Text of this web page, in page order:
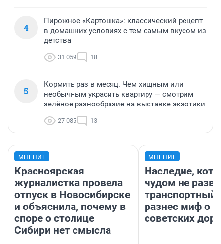
4
Пирожное «Картошка»: классический рецепт
в домашних условиях с тем самым вкусом из
детства
31 059 18
5
Кормить раз в месяц. Чем хищным или
необычным украсить квартиру — смотрим
зелёное разнообразие на выставке экзотики
27 085 13
МНЕНИЕ
Красноярская
журналистка провела
отпуск в Новосибирске
и объяснила, почему в
споре о столице
Сибири нет смысла
МНЕНИЕ
Наследие,
чудом не
транспортный
разнес миф о
советских